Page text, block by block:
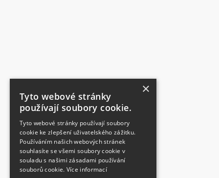
×
Tyto webové stránky
používají soubory cookie.
Tyto webové stránky používají soubory
cookie ke zlepšení uživatelského zážitku.
Používáním našich webových stránek
souhlasíte se všemi soubory cookie v
souladu s našimi zásadami používání
souborů cookie. Více informací